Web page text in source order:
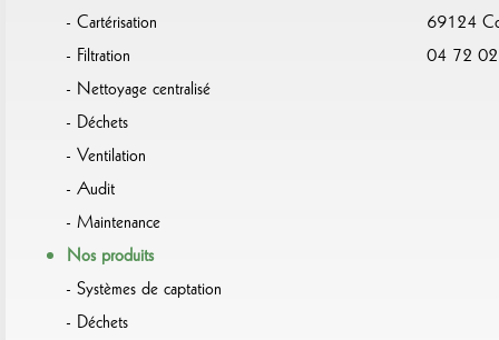
Cartérisation
Filtration
Nettoyage centralisé
Déchets
Ventilation
Audit
Maintenance
Nos produits
Systèmes de captation
Déchets
69124
04 72